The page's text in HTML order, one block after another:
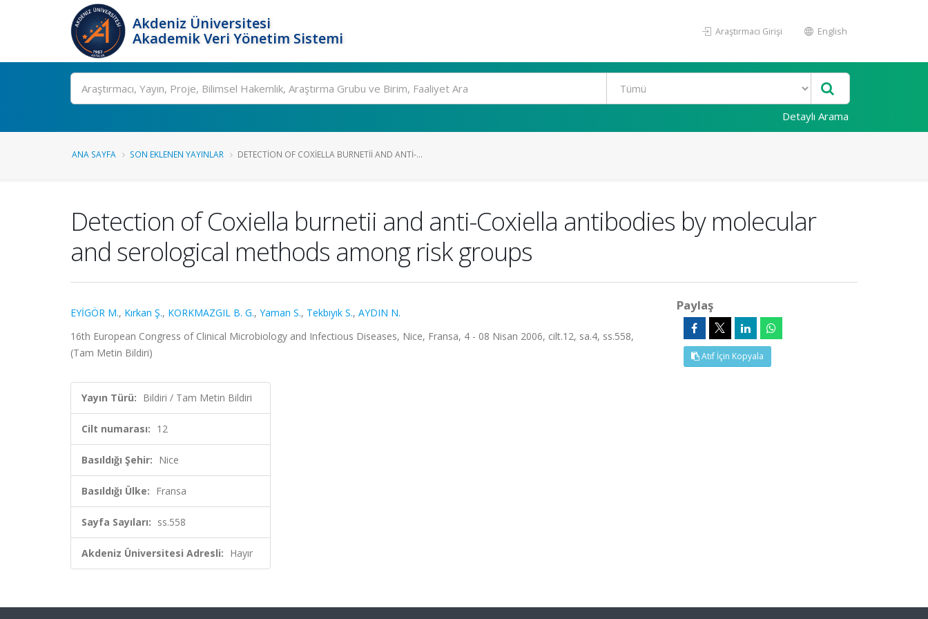
Akdeniz Üniversitesi
Akademik Veri Yönetim Sistemi
Araştırmacı Girişi English
Ara
Detaylı Arama
ANA SAYFA SON EKLENEN YAYINLAR DETECTION OF COXIELLA BURNETII AND ANTI-...
Detection of Coxiella burnetii and anti-Coxiella antibodies by molecular
and serological methods among risk groups
EYİGÖR M., Kırkan Ş., KORKMAZGIL B. G., Yaman S., Tekbıyık S., AYDIN N.
16th European Congress of Clinical Microbiology and Infectious Diseases, Nice, Fransa, 4 - 08 Nisan 2006, cilt.12, sa.4, ss.558,
(Tam Metin Bildiri)
Yayın Türü: Bildiri / Tam Metin Bildiri
Cilt numarası: 12
Basıldığı Şehir: Nice
Basıldığı Ülke: Fransa
Sayfa Sayıları: ss.558
Akdeniz Üniversitesi Adresli: Hayır
Paylaş
Atıf İçin Kopyala